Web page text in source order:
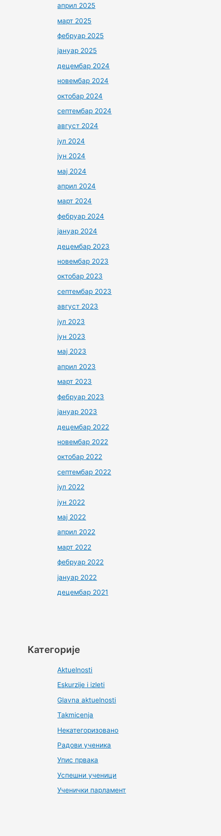
април 2025
март 2025
фебруар 2025
јануар 2025
децембар 2024
новембар 2024
октобар 2024
септембар 2024
август 2024
јул 2024
јун 2024
мај 2024
април 2024
март 2024
фебруар 2024
јануар 2024
децембар 2023
новембар 2023
октобар 2023
септембар 2023
август 2023
јул 2023
јун 2023
мај 2023
април 2023
март 2023
фебруар 2023
јануар 2023
децембар 2022
новембар 2022
октобар 2022
септембар 2022
јул 2022
јун 2022
мај 2022
април 2022
март 2022
фебруар 2022
јануар 2022
децембар 2021
Категорије
Aktuelnosti
Eskurzije i izleti
Glavna aktuelnosti
Takmicenja
Некатегоризовано
Радови ученика
Упис првака
Успешни ученици
Ученички парламент